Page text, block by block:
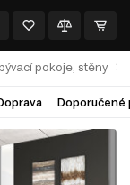
pokoje, stěny
Doporučené